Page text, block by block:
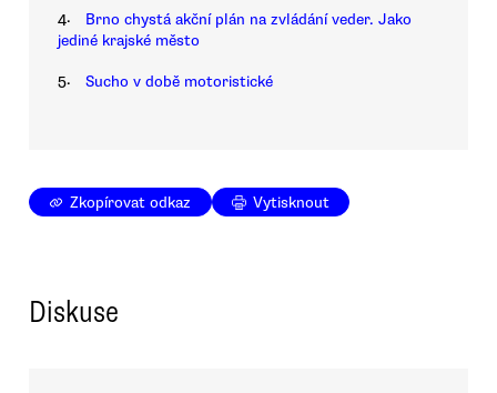
4.
Brno chystá akční plán na zvládání veder. Jako
jediné krajské město
5. Sucho v době motoristické
Zkopírovat odkaz Vytisknout
Diskuse